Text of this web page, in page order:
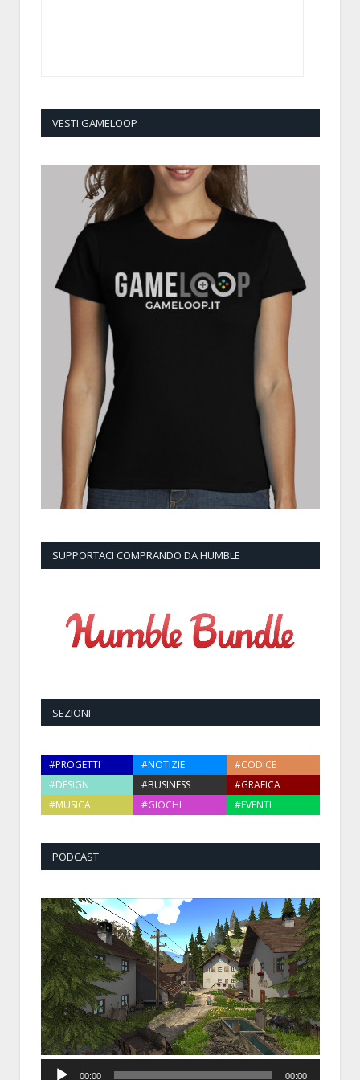
VESTI GAMELOOP
SUPPORTACI COMPRANDO DA HUMBLE
SEZIONI
#PROGETTI #NOTIZIE
#CODICE
#DESIGN
#BUSINESS
#GRAFICA
#MUSICA
#GIOCHI #EVENTI
PODCAST
00:00 00:00